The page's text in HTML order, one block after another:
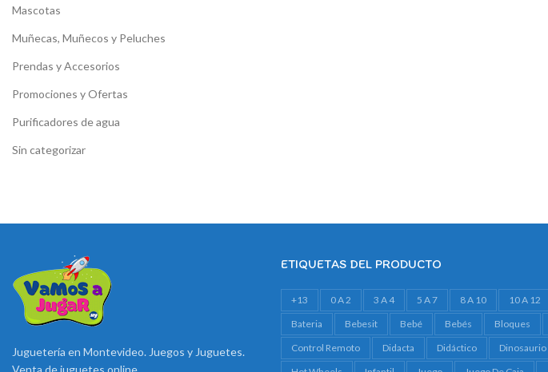
Mascotas
Muñecas, Muñecos y Peluches
Prendas y Accesorios
Promociones y Ofertas
Purificadores de agua
Sin categorizar
Juguetería en Montevideo. Juegos y Juguetes.
Venta de juguetes online
ETIQUETAS DEL PRODUCTO
+13 0 A 2 3 A 4 5 A 7 8 A 10 10 A 12
Bateria
Bebesit Bebé Bebés Bloques
Control Remoto
Didacta Didáctico Dinosaurio